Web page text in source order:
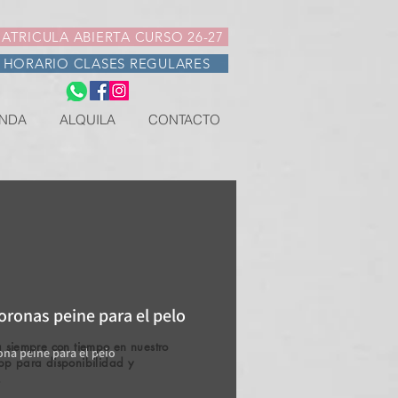
ABIERTA CURSO 26-27
HORARIO CLASES REGULARES
ALQUILA CONTACTO
peine para el pelo
peine para el pelo
siempre con tiempo en nuestro
para disponibilidad y